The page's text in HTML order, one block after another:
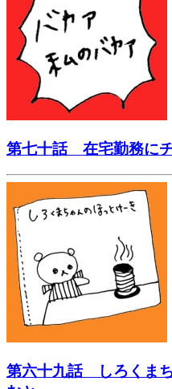
第七十話 在宅勤務に
第六十九話 しろくま